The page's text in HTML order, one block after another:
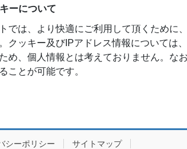
ーについて
では、より快適にご利用して頂くために
クッキー及びIPアドレス情報については
め、個人情報とは考えておりません。な
ことが可能です。
シーポリシー サイトマップ